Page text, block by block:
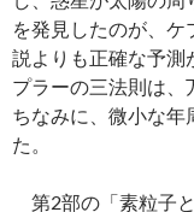
を発見したのが、
説よりも正確な予測
プラーの三法則は、
ちなみに、微小な年
た。
第2部の「素粒子